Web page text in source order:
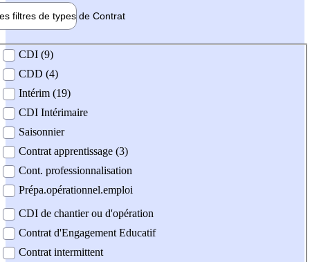
filtres de types de Contrat
contrat
CDI (9)
CDD (4)
Intérim (19)
CDI Intérimaire
Saisonnier
Contrat apprentissage (3)
Cont. professionnalisation
Prépa.opérationnel.emploi
CDI de chantier ou d'opération
Contrat d'Engagement Educatif
Contrat intermittent